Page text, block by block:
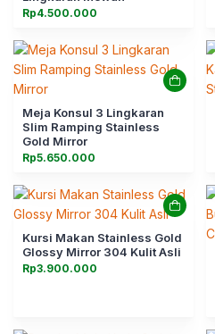
Rp4.500.000
Meja Konsul 3 Lingkaran
Slim Ramping Stainless
Gold Mirror
Rp5.650.000
Kursi Makan Stainless Gold
Glossy Mirror 304 Kulit Asli
Rp3.900.000